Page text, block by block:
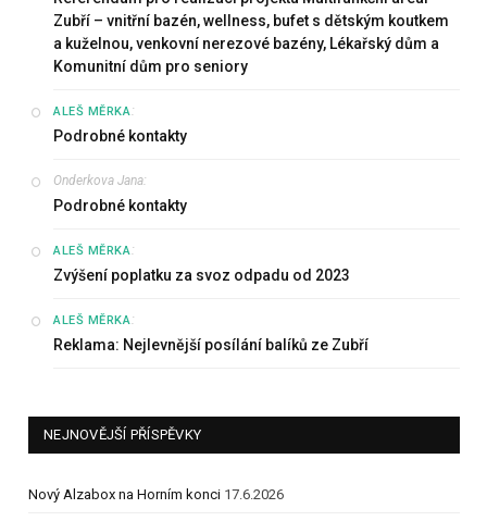
Zubří – vnitřní bazén, wellness, bufet s dětským koutkem
a kuželnou, venkovní nerezové bazény, Lékařský dům a
Komunitní dům pro seniory
ALEŠ MĚRKA:
Podrobné kontakty
Onderkova Jana:
Podrobné kontakty
ALEŠ MĚRKA:
Zvýšení poplatku za svoz odpadu od 2023
ALEŠ MĚRKA:
Reklama: Nejlevnější posílání balíků ze Zubří
NEJNOVĚJŠÍ PŘÍSPĚVKY
Nový Alzabox na Horním konci 17.6.2026